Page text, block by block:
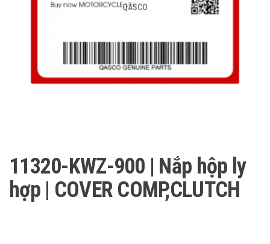
QASCO
11320-KWZ-900 | Nắp hộp ly
hợp | COVER COMP,CLUTCH